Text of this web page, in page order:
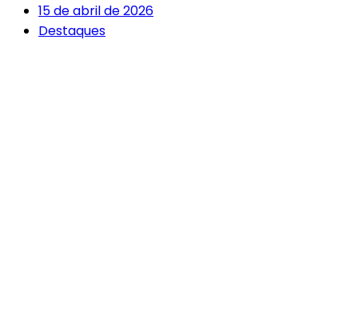
15 de abril de 2026
Destaques